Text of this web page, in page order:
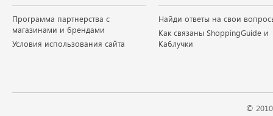
Программа партнерства с
магазинами и брендами
Условия использования сайта
Найди ответы на свои
Как связаны ShoppingGuide и
Каблучки
©